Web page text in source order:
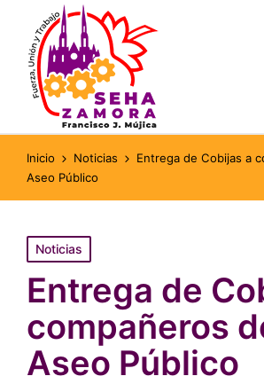
Inicio Noticias
Entrega de Cobijas a
Aseo Público
Publicado
en
Noticias
Entrega de
compañeros
Aseo Público